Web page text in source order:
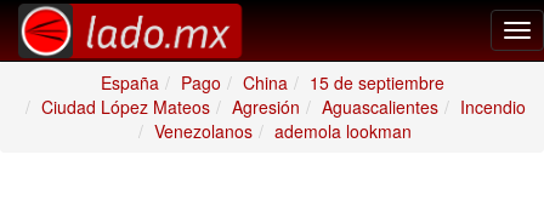
España
Pago China
15 de septiembre
Ciudad López Mateos
Agresión Aguascalientes
Incendio
Venezolanos
ademola lookman